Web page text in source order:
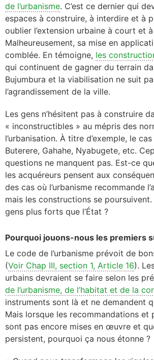
de l’urbanisme. C’est ce dernier qui
espaces à construire, à interdire et à
oublier l’extension urbaine à court et
Malheureusement, sa mise en
comblée. En témoigne, les
qui continuent de gagner du terrain
Bujumbura et la viabilisation ne suit
l’agrandissement de la ville.
Les gens n’hésitent pas à construire
« inconstructibles » au mépris des
l’urbanisation. À titre d’exemple, le
Buterere, Gahahe, Nyabugete, etc.
questions ne manquent pas. Est-ce
les acquéreurs pensent aux
des cas où l’urbanisme recommande
mais les constructions se
gens plus forts que l’État ?
Pourquoi jouons-nous les premiers
Le code de l’urbanisme prévoit de
(Voir Chap III, section 1, Article 16).
urbains devraient se faire selon les
de l’urbanisme, de l’habitat et de la
instruments sont là et ne demandent
Mais lorsque les recommandations et
sont pas encore mises en œuvre et
persistent, pourquoi ça nous étonne ?